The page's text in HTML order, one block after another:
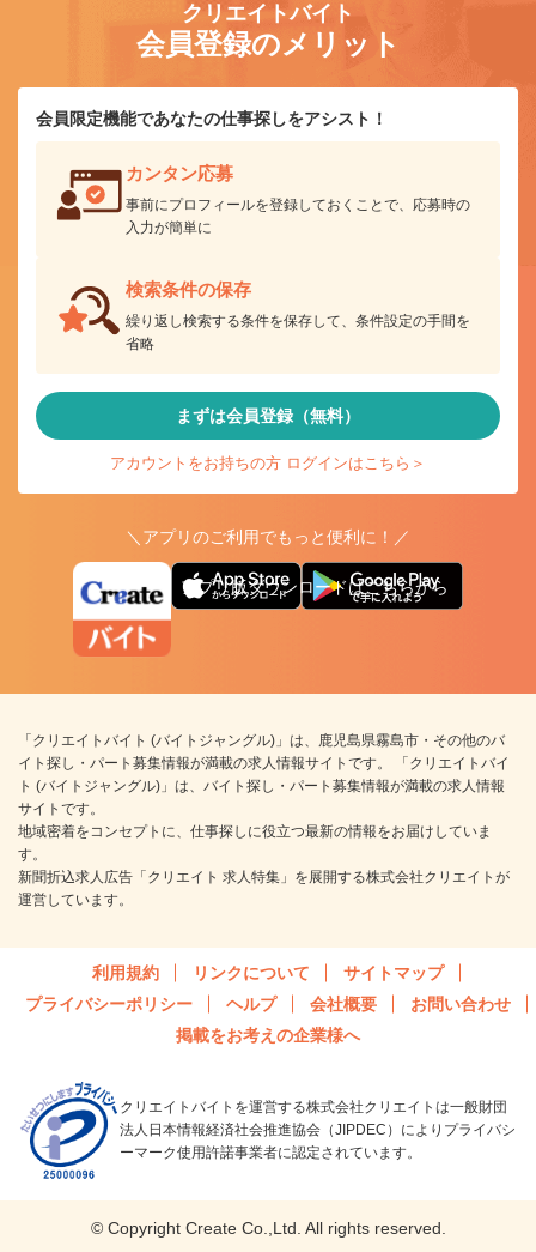
クリエイトバイト
会員登録のメリット
会員限定機能であなたの仕事探しをアシスト！
カンタン応募
事前にプロフィールを登録しておくことで、応募時の
入力が簡単に
検索条件の保存
繰り返し検索する条件を保存して、条件設定の手間を
省略
まずは会員登録（無料）
アカウントをお持ちの方 ログインはこちら＞
＼アプリのご利用でもっと便利に！／
アプリ版ダウンロードはこちらから
「クリエイトバイト (バイトジャングル)」は、鹿児島県霧島市・その他のバ
イト探し・パート募集情報が満載の求人情報サイトです。 「クリエイトバイ
ト (バイトジャングル)」は、バイト探し・パート募集情報が満載の求人情報
サイトです。
地域密着をコンセプトに、仕事探しに役立つ最新の情報をお届けしていま
す。
新聞折込求人広告「クリエイト 求人特集」を展開する株式会社クリエイトが
運営しています。
利用規約 リンクについて
サイトマップ
プライバシーポリシー
ヘルプ 会社概要
お問い合わせ
掲載をお考えの企業様へ
クリエイトバイトを運営する株式会社クリエイトは一般財団
法人日本情報経済社会推進協会（JIPDEC）によりプライバシ
ーマーク使用許諾事業者に認定されています。
© Copyright Create Co.,Ltd. All rights reserved.